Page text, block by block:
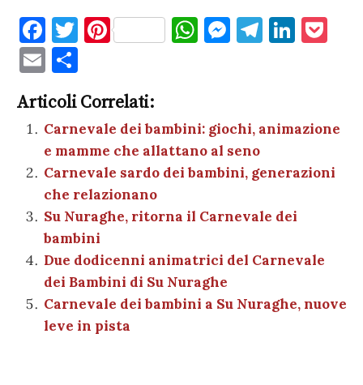
F
a
c
e
b
o
o
k
T
te
r
Pi
es
t
W
A
p
p
M
g
er
T
a
Li
dI
n
et
E
m
ai
l
n
di
vi
di
Articoli Correlati:
Carnevale dei bambini: giochi, animazione
e mamme che allattano al seno
Carnevale sardo dei bambini, generazioni
che relazionano
Su Nuraghe, ritorna il Carnevale dei
bambini
Due dodicenni animatrici del Carnevale
dei Bambini di Su Nuraghe
Carnevale dei bambini a Su Nuraghe, nuove
leve in pista